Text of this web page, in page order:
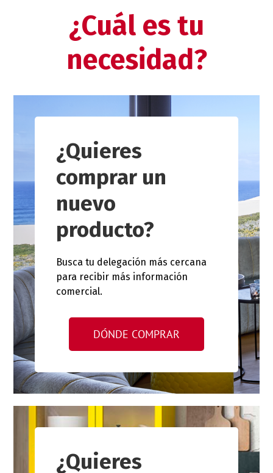
¿Cuál es tu
necesidad?
¿Quieres
comprar un
nuevo
producto?
Busca tu delegación más cercana
para recibir más información
comercial.
DÓNDE COMPRAR
¿Quieres